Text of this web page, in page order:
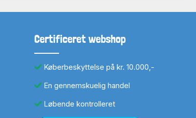
Certificeret webshop
Køberbeskyttelse på kr. 10.000,-
En gennemskuelig handel
Løbende kontrolleret